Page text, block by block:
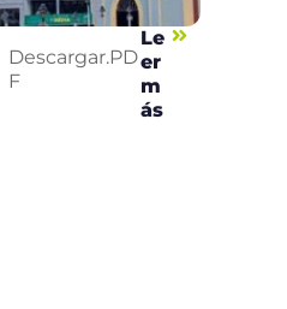
Descargar.PD
F
Le
er
m
ás